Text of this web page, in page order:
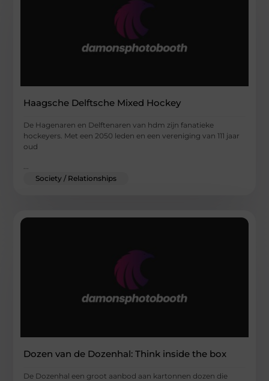
Haagsche Delftsche Mixed Hockey
De Hagenaren en Delftenaren van hdm zijn fanatieke
hockeyers. Met een 2050 leden en een vereniging van 111 jaar
oud
Society / Relationships
Dozen van de Dozenhal: Think inside the box
De Dozenhal een groot aanbod aan kartonnen dozen die